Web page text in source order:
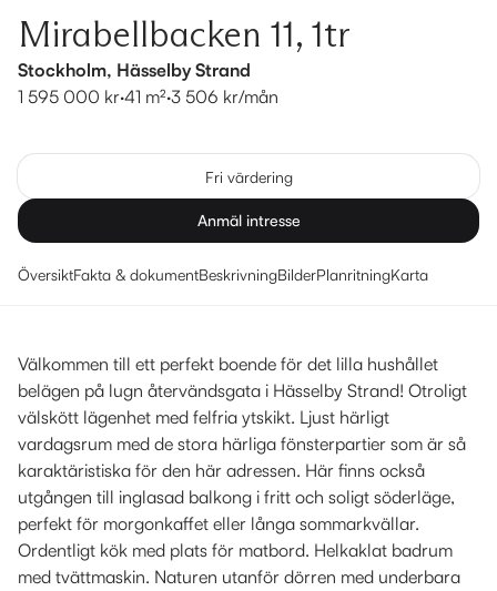
Mirabellbacken 11, 1tr
Stockholm, Hässelby Strand
1 595 000 kr·41 m²·3 506 kr/mån
Fri värdering
Anmäl intresse
ÖversiktFakta & dokumentBeskrivningBilderPlanritningKarta
Välkommen till ett perfekt boende för det lilla hushållet
belägen på lugn återvändsgata i Hässelby Strand! Otroligt
välskött lägenhet med felfria ytskikt. Ljust härligt
vardagsrum med de stora härliga fönsterpartier som är så
karaktäristiska för den här adressen. Här finns också
utgången till inglasad balkong i fritt och soligt söderläge,
perfekt för morgonkaffet eller långa sommarkvällar.
Ordentligt kök med plats för matbord. Helkaklat badrum
med tvättmaskin. Naturen utanför dörren med underbara